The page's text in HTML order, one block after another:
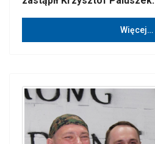
Więcej…